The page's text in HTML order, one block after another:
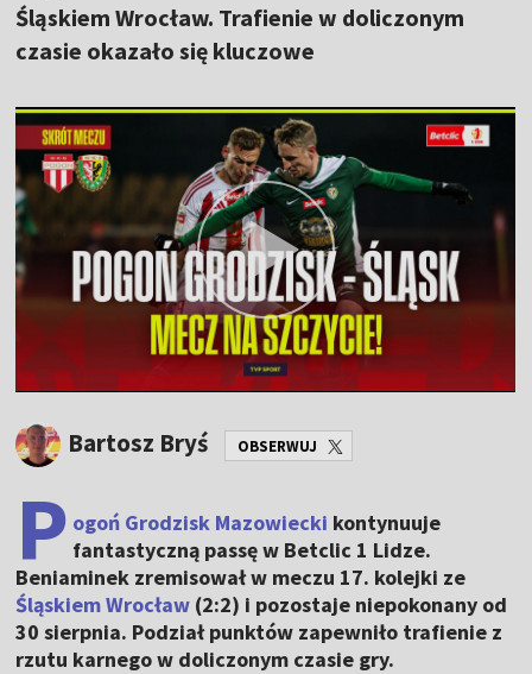
Śląskiem Wrocław. Trafienie w doliczonym
czasie okazało się kluczowe
Bartosz Bryś OBSERWUJ
P ogoń Grodzisk Mazowiecki kontynuuje
fantastyczną passę w Betclic 1 Lidze.
Beniaminek zremisował w meczu 17. kolejki ze
Śląskiem Wrocław (2:2) i pozostaje niepokonany od
30 sierpnia. Podział punktów zapewniło trafienie z
rzutu karnego w doliczonym czasie gry.